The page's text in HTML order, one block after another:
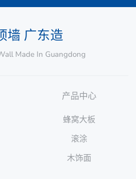
墙 广东造
Made In Guangdong
产品中心
蜂窝大板
滚涂
木饰面